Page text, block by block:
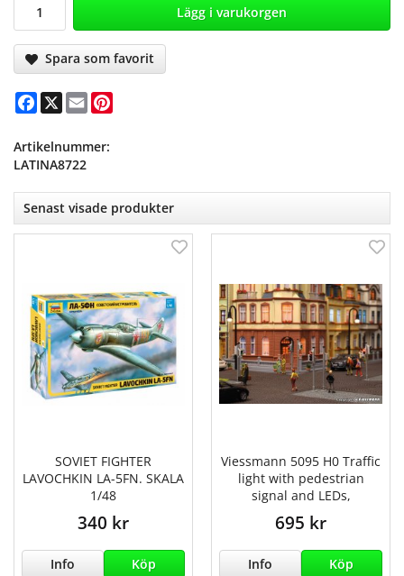
Lägg i varukorgen
Spara som favorit
Facebook
X Email
Artikelnummer:
LATINA8722
Senast visade produkter
SOVIET FIGHTER
LAVOCHKIN LA-5FN. SKALA
1/48
340 kr
Info Köp
Viessmann 5095 H0 Traffic
light with pedestrian
signal and LEDs,
695 kr
Info Köp